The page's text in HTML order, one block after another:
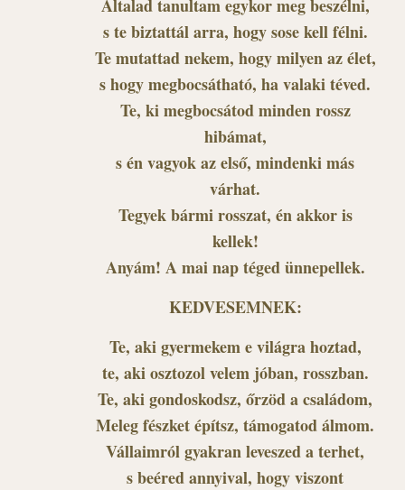
Általad tanultam egykor meg beszélni,
s te biztattál arra, hogy sose kell félni.
Te mutattad nekem, hogy milyen az élet,
s hogy megbocsátható, ha valaki téved.
Te, ki megbocsátod minden rossz
hibámat,
s én vagyok az első, mindenki más
várhat.
Tegyek bármi rosszat, én akkor is
kellek!
Anyám! A mai nap téged ünnepellek.
KEDVESEMNEK:
Te, aki gyermekem e világra hoztad,
te, aki osztozol velem jóban, rosszban.
Te, aki gondoskodsz, őrzöd a családom,
Meleg fészket építsz, támogatod álmom.
Vállaimról gyakran leveszed a terhet,
s beéred annyival, hogy viszont